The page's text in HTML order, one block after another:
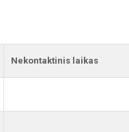
Nekontaktinis laikas